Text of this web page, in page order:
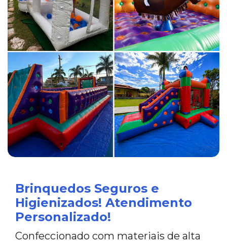
Brinquedos Seguros e
Higienizados! Atendimento
Personalizado!
Confeccionado com materiais de alta